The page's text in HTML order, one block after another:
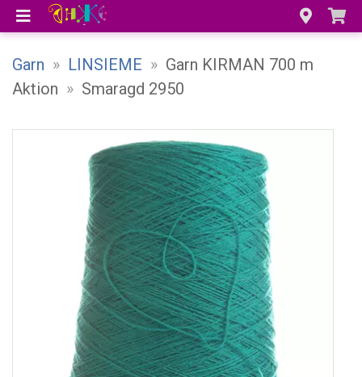
Garn » LINSIEME » Garn KIRMAN 700 m
Aktion » Smaragd 2950